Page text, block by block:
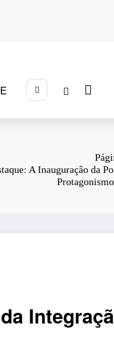
A Inauguração da